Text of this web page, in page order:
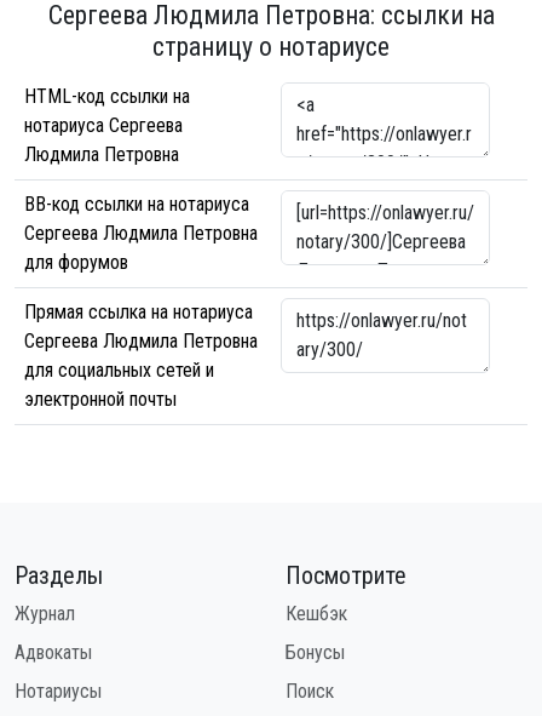
Сергеева Людмила Петровна: ссылки на
страницу о нотариусе
HTML-код ссылки на
нотариуса Сергеева
Людмила Петровна
BB-код ссылки на нотариуса
Сергеева Людмила Петровна
для форумов
Прямая ссылка на нотариуса
Сергеева Людмила Петровна
для социальных сетей и
электронной почты
Разделы
Журнал
Адвокаты
Нотариусы
Посмотрите
Кешбэк
Бонусы
Поиск